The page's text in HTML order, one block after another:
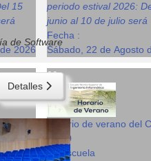
15
2026
periodo estival 2026:
junio al 10 de julio será
Fecha :
Sábado, 22 de Agosto
29
Horario de verano del
08:00
La Escuela
de Software
Detalles